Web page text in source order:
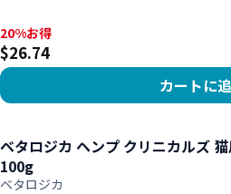
20%お得, $26.74
20%お得
$26.74
カートに
ベタロジカ ヘンプ クリニカルズ
100g
ベタロジカ